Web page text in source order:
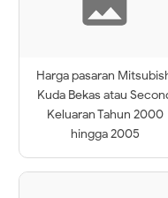
Harga pasaran
Kuda Bekas atau
Keluaran Tahun 2000
hingga 2005